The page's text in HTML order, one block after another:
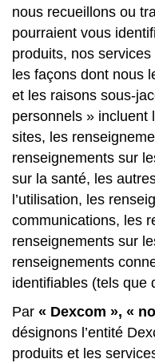
nous recueillons ou
pourraient vous
produits, nos
les façons dont nous
et les raisons sous-
personnels » incluent
sites, les
renseignements sur
sur la santé, les
l’utilisation, les
communications, les
renseignements sur
renseignements
identifiables (tels que
Par « Dexcom », «
désignons l’entité
produits et les